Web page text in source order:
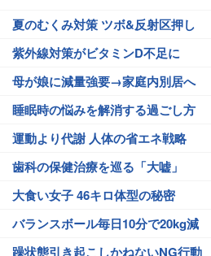
夏のむくみ対策 ツボ&反射区押し
紫外線対策がビタミンD不足に
母が娘に減量強要→家庭内別居へ
睡眠時の悩みを解消する過ごし方
運動より代謝 人体の省エネ戦略
歯科の保健治療を巡る「大嘘」
大食い女子 46キロ体型の秘密
バランスボール毎日10分で20kg減
躁状態引き起こしかねないNG行動